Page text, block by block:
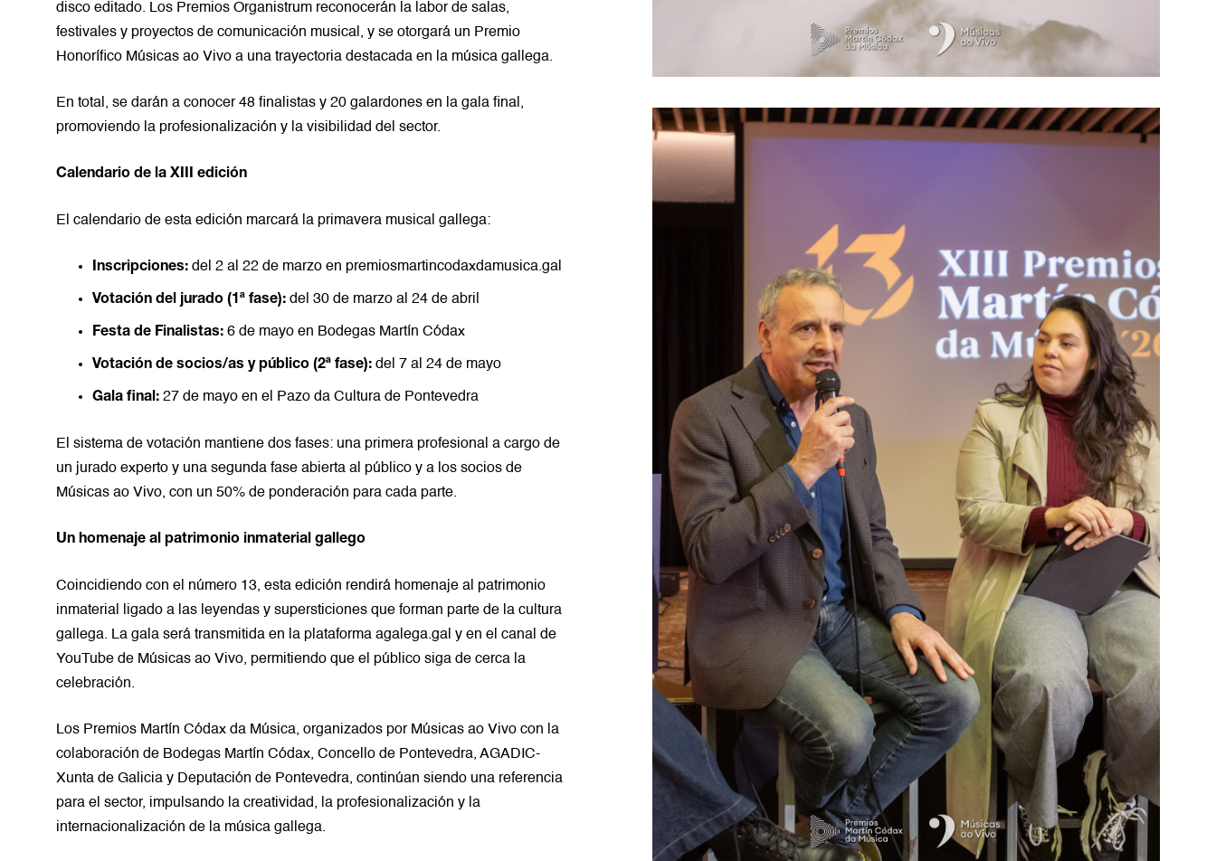
disco editado. Los Premios Organistrum reconocerán la labor de salas,
festivales y proyectos de comunicación musical, y se otorgará un Premio
Honorífico Músicas ao Vivo a una trayectoria destacada en la música gallega.
En total, se darán a conocer 48 finalistas y 20 galardones en la gala final,
promoviendo la profesionalización y la visibilidad del sector.
Calendario de la XIII edición
El calendario de esta edición marcará la primavera musical gallega:
Inscripciones: del 2 al 22 de marzo en premiosmartincodaxdamusica.gal
Votación del jurado (1ª fase): del 30 de marzo al 24 de abril
Festa de Finalistas: 6 de mayo en Bodegas Martín Códax
Votación de socios/as y público (2ª fase): del 7 al 24 de mayo
Gala final: 27 de mayo en el Pazo da Cultura de Pontevedra
El sistema de votación mantiene dos fases: una primera profesional a cargo de
un jurado experto y una segunda fase abierta al público y a los socios de
Músicas ao Vivo, con un 50% de ponderación para cada parte.
Un homenaje al patrimonio inmaterial gallego
Coincidiendo con el número 13, esta edición rendirá homenaje al patrimonio
inmaterial ligado a las leyendas y supersticiones que forman parte de la cultura
gallega. La gala será transmitida en la plataforma agalega.gal y en el canal de
YouTube de Músicas ao Vivo, permitiendo que el público siga de cerca la
celebración.
Los Premios Martín Códax da Música, organizados por Músicas ao Vivo con la
colaboración de Bodegas Martín Códax, Concello de Pontevedra, AGADIC-
Xunta de Galicia y Deputación de Pontevedra, continúan siendo una referencia
para el sector, impulsando la creatividad, la profesionalización y la
internacionalización de la música gallega.